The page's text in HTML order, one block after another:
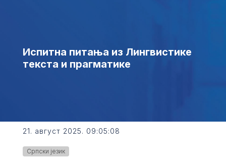
Испитна питања из Лингвистике
текста и прагматике
21. август 2025. 09:05:08
Српски језик